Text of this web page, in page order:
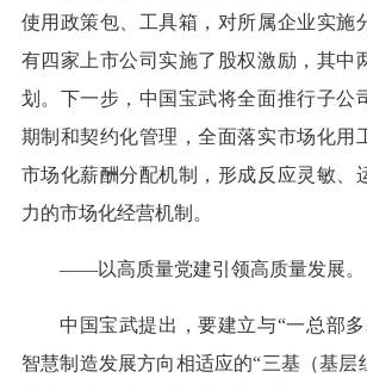
使用政策包、工具箱，对所属企业实施
有四家上市公司实施了股权激励，其中
划。下一步，中国宝武将全面推行子公
期制和契约化管理，全面落实市场化用
市场化薪酬分配机制，形成反应灵敏、
力的市场化经营机制。
——以高质量党建引领高质量发展。
中国宝武提出，要建立与“一总部
智慧制造发展方向相适应的“三基（基层